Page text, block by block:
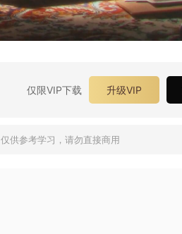
仅限VIP下载 升级VIP
仅供参考学习，请勿直接商用